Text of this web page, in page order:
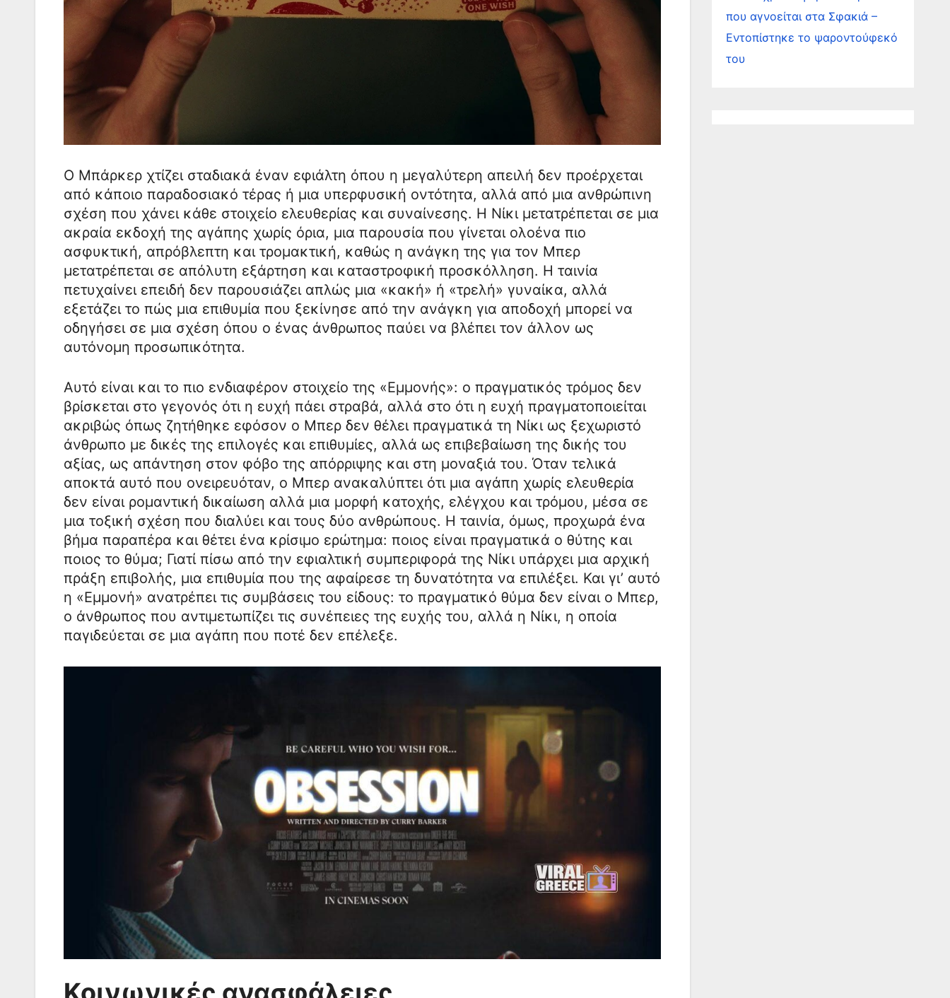
Ο Μπάρκερ χτίζει σταδιακά έναν εφιάλτη όπου η μεγαλύτερη απειλή δεν προέρχεται
από κάποιο παραδοσιακό τέρας ή μια υπερφυσική οντότητα, αλλά από μια ανθρώπινη
σχέση που χάνει κάθε στοιχείο ελευθερίας και συναίνεσης. Η Νίκι μετατρέπεται σε μια
ακραία εκδοχή της αγάπης χωρίς όρια, μια παρουσία που γίνεται ολοένα πιο
ασφυκτική, απρόβλεπτη και τρομακτική, καθώς η ανάγκη της για τον Μπερ
μετατρέπεται σε απόλυτη εξάρτηση και καταστροφική προσκόλληση. Η ταινία
πετυχαίνει επειδή δεν παρουσιάζει απλώς μια «κακή» ή «τρελή» γυναίκα, αλλά
εξετάζει το πώς μια επιθυμία που ξεκίνησε από την ανάγκη για αποδοχή μπορεί να
οδηγήσει σε μια σχέση όπου ο ένας άνθρωπος παύει να βλέπει τον άλλον ως
αυτόνομη προσωπικότητα.
Αυτό είναι και το πιο ενδιαφέρον στοιχείο της «Εμμονής»: ο πραγματικός τρόμος δεν
βρίσκεται στο γεγονός ότι η ευχή πάει στραβά, αλλά στο ότι η ευχή πραγματοποιείται
ακριβώς όπως ζητήθηκε εφόσον ο Μπερ δεν θέλει πραγματικά τη Νίκι ως ξεχωριστό
άνθρωπο με δικές της επιλογές και επιθυμίες, αλλά ως επιβεβαίωση της δικής του
αξίας, ως απάντηση στον φόβο της απόρριψης και στη μοναξιά του. Όταν τελικά
αποκτά αυτό που ονειρευόταν, ο Μπερ ανακαλύπτει ότι μια αγάπη χωρίς ελευθερία
δεν είναι ρομαντική δικαίωση αλλά μια μορφή κατοχής, ελέγχου και τρόμου, μέσα σε
μια τοξική σχέση που διαλύει και τους δύο ανθρώπους. Η ταινία, όμως, προχωρά ένα
βήμα παραπέρα και θέτει ένα κρίσιμο ερώτημα: ποιος είναι πραγματικά ο θύτης και
ποιος το θύμα; Γιατί πίσω από την εφιαλτική συμπεριφορά της Νίκι υπάρχει μια αρχική
πράξη επιβολής, μια επιθυμία που της αφαίρεσε τη δυνατότητα να επιλέξει. Και γι’ αυτό
η «Εμμονή» ανατρέπει τις συμβάσεις του είδους: το πραγματικό θύμα δεν είναι ο Μπερ,
ο άνθρωπος που αντιμετωπίζει τις συνέπειες της ευχής του, αλλά η Νίκι, η οποία
παγιδεύεται σε μια αγάπη που ποτέ δεν επέλεξε.
που αγνοείται στα Σφακιά –
Εντοπίστηκε το ψαροντούφεκό
του